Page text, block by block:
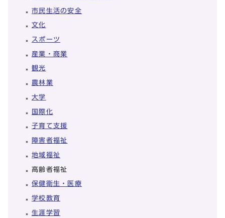
市民生活の安全
文化
スポーツ
産業・商業
観光
農林業
大学
国際化
子育て支援
障害者福祉
地域福祉
高齢者福祉
保健衛生・医療
学校教育
生涯学習